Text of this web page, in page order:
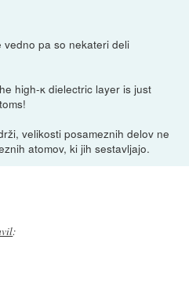
pa so nekateri deli
high-κ dielectric layer is just
velikosti posameznih delov ne
atomov, ki jih sestavljajo.
: